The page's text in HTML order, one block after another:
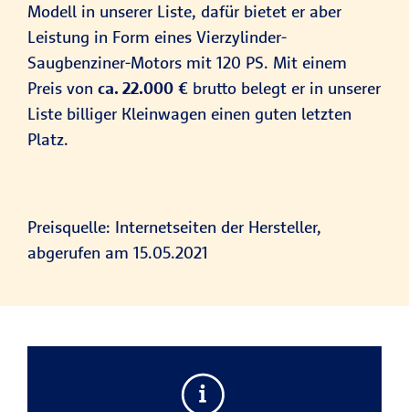
Modell in unserer Liste, dafür bietet er aber
Leistung in Form eines Vierzylinder-
Saugbenziner-Motors mit 120 PS. Mit einem
Preis von ca. 22.000 € brutto belegt er in unserer
Liste billiger Kleinwagen einen guten letzten
Platz.
Preisquelle: Internetseiten der Hersteller,
abgerufen am 15.05.2021